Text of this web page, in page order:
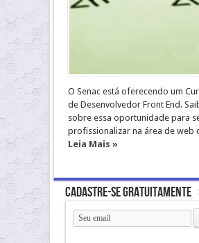
O Senac está oferecendo um
de Desenvolvedor Front End.
sobre essa oportunidade para
profissionalizar na área de web
Leia Mais »
Cadastre-se gratuitamente